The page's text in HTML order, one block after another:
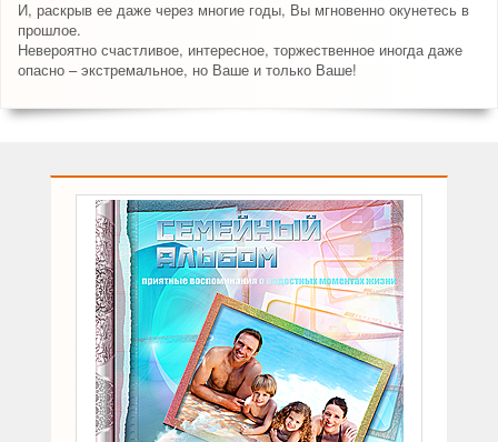
И, раскрыв ее даже через многие годы, Вы мгновенно окунетесь в
прошлое.
Невероятно счастливое, интересное, торжественное иногда даже
опасно – экстремальное, но Ваше и только Ваше!